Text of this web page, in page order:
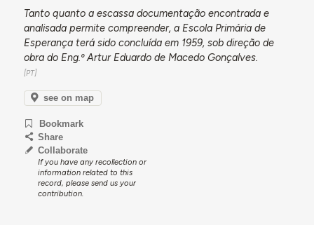
Tanto quanto a escassa documentação encontrada e
analisada permite compreender, a Escola Primária de
Esperança terá sido concluída em 1959, sob direção de
obra do Eng.º Artur Eduardo de Macedo Gonçalves.
see on map
Bookmark
Share
Collaborate
If you have any recollection or
information related to this
record, please send us your
contribution.